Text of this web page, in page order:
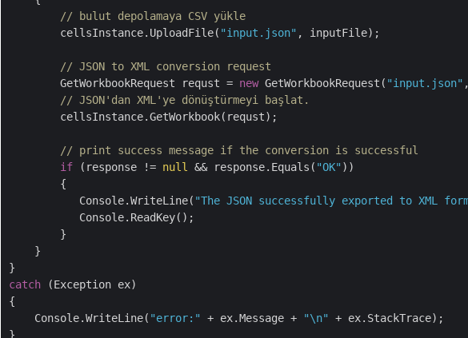
// bulut depolamaya CSV yükle
        cellsInstance.UploadFile(
"input.json" , inputFile);
// JSON to XML conversion request
        GetWorkbookRequest requst =
new GetWorkbookRequest( "input.json" ,
// JSON'dan XML'ye dönüştürmeyi başlat.
        cellsInstance.GetWorkbook(requst);
// print success message if the conversion is successful
if (response != null && response.Equals( "OK" ))
        {
           Console.WriteLine(
"The JSON successfully exported to XML
           Console.ReadKey();
        }
    }
catch (Exception ex)
{
    Console.WriteLine(
"error:" + ex.Message + "\n"
+ ex.StackTrace);